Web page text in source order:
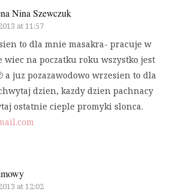
Nina Szewczuk
at 11:57
to dla mnie masakra- pracuje w
wiec na poczatku roku wszystko jest
juz pozazawodowo wrzesien to dla
dzien, kazdy dzien pachnacy
ostatnie cieple promyki slonca.
at 12:02